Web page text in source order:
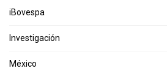
iBovespa
Investigación
México